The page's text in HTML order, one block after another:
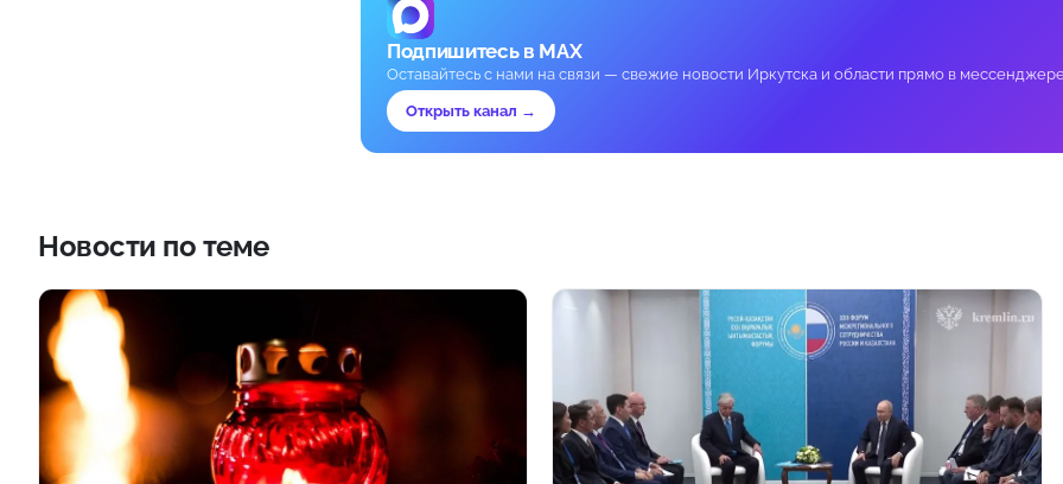
Подпишитесь в MAX
Оставайтесь с нами на связи — свежие новости Иркутска и области прямо в
Открыть канал →
Новости по теме